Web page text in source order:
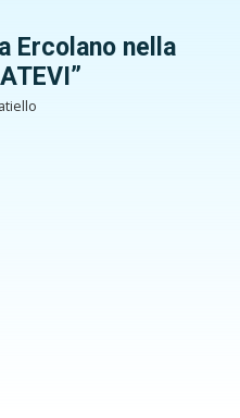
Ercolano nella